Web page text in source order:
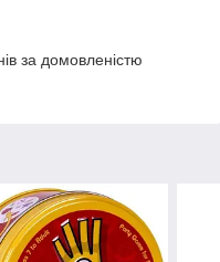
за домовленістю